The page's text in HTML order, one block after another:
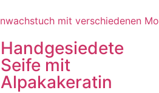
Handgesiedete
Seife mit
Alpakakeratin